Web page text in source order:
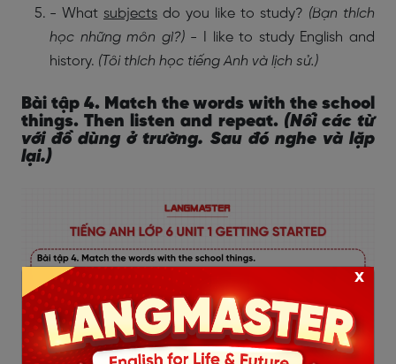
- What subjects do you like to study? (Bạn thích
học những môn gì?) - I like to study English and
history. (Tôi thích học tiếng Anh và lịch sử.)
Bài tập 4. Match the words with the school
things. Then listen and repeat. (Nối các từ
với đồ dùng ở trường. Sau đó nghe và lặp
lại.)
x